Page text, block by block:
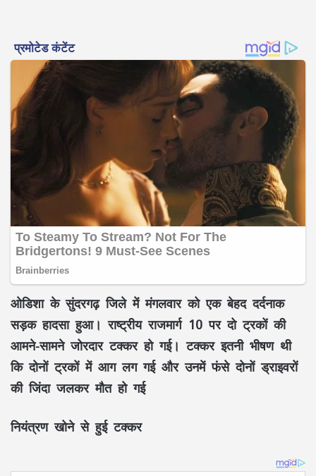
ओडिशा के सुंदरगढ़ जिले में मंगलवार को एक बेहद दर्दनाक
सड़क हादसा हुआ। राष्ट्रीय राजमार्ग 10 पर दो ट्रकों की
आमने-सामने जोरदार टक्कर हो गई। टक्कर इतनी भीषण थी
कि दोनों ट्रकों में आग लग गई और उनमें फंसे दोनों ड्राइवरों
की जिंदा जलकर मौत हो गई
नियंत्रण खोने से हुई टक्कर